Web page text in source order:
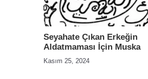
Seyahate Çıkan Erkeğin
Aldatmaması İçin Muska
Kasım 25, 2024